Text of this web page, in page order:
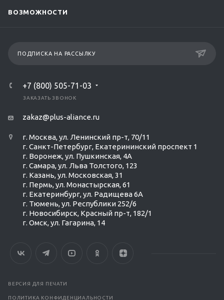
ВОЗМОЖНОСТИ
ПОДПИСКА НА РАССЫЛКУ
+7 (800) 505-71-03
ЗАКАЗАТЬ ЗВОНОК
zakaz@plus-aliance.ru
г. Москва, ул. Ленинский пр-т, 70/11
г. Санкт-Петербург, Екатерининский проспект 1
г. Воронеж, ул. Пушкинская, 4А
г. Самара, ул. Льва Толстого, 123
г. Казань, ул. Московская, 31
г. Пермь, ул. Монастырская, 61
г. Екатеринбург, ул. Радищева 6А
г. Тюмень, ул. Республики 252/6
г. Новосибирск, Красный пр-т, 182/1
г. Омск, ул. ​Гагарина, 14
ВЕРСИЯ ДЛЯ ПЕЧАТИ
ПОЛИТИКА КОНФИДЕНЦИАЛЬНОСТИ